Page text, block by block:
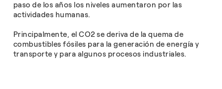
paso de los años los niveles aumentaron por las
actividades humanas.
Principalmente, el CO2 se deriva de la quema de
combustibles fósiles para la generación de energía y
transporte y para algunos procesos industriales.